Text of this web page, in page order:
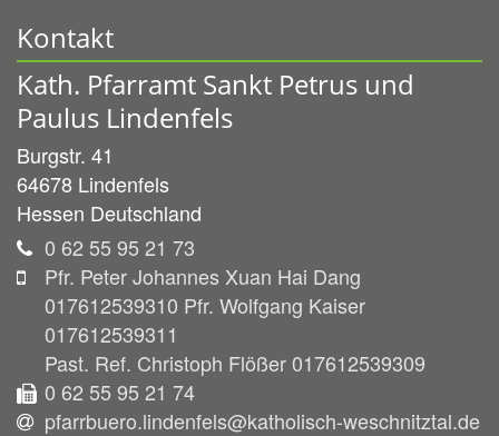
Kontakt
Kath. Pfarramt Sankt Petrus und
Paulus Lindenfels
Burgstr. 41
64678 Lindenfels
Hessen Deutschland
0 62 55 95 21 73
Pfr. Peter Johannes Xuan Hai Dang
017612539310 Pfr. Wolfgang Kaiser
017612539311
Past. Ref. Christoph Flößer 017612539309
0 62 55 95 21 74
pfarrbuero.lindenfels@katholisch-weschnitztal.de